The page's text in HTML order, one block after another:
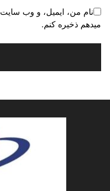
نام من، ایمیل، و وب
میدهم ذخیره کنم.